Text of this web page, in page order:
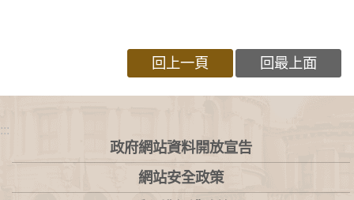
回上一頁 回最上面
:::
政府網站資料開放宣告
網站安全政策